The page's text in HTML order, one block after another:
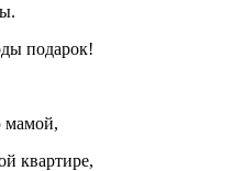
подарок!
мамой,
квартире,